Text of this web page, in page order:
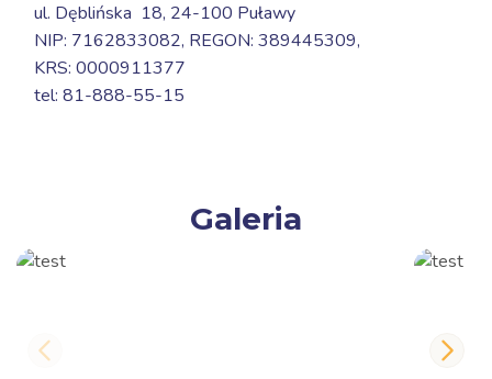
ul. Dęblińska 18, 24-100 Puławy
NIP: 7162833082, REGON: 389445309,
KRS: 0000911377
tel: 81-888-55-15
Galeria